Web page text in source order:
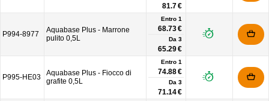
81.7 €
P994-8977
Aquabase Plus - Marrone
pulito 0,5L
Entro 1
68.73 €
Da 3
65.29 €
P995-HE03
Aquabase Plus - Fiocco di
grafite 0,5L
Entro 1
74.88 €
Da 3
71.14 €